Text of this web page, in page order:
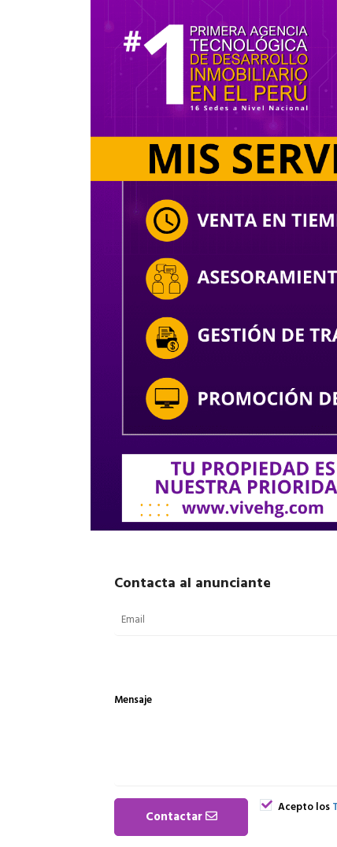
Contacta al anunciante
Mensaje
Acepto los
Contactar